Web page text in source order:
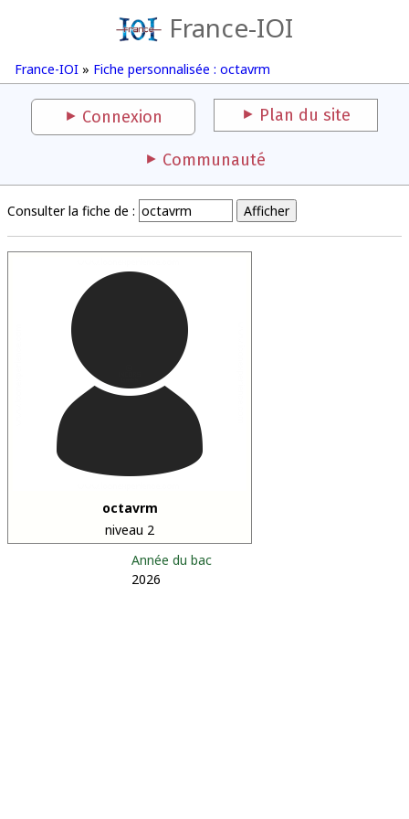
France-IOI
France-IOI » Fiche personnalisée : octavrm
Connexion Plan du site
Communauté
Consulter la fiche de :
octavrm
niveau 2
Année du bac
2026